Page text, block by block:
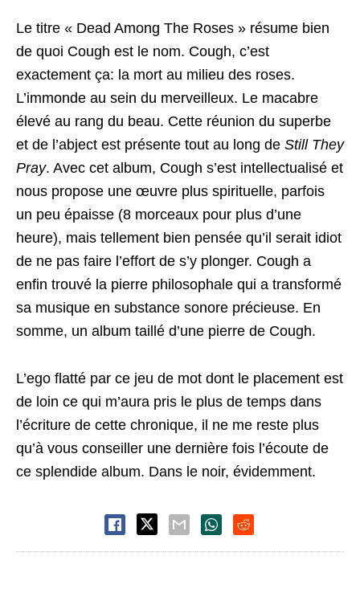
Le titre « Dead Among The Roses » résume bien
de quoi Cough est le nom. Cough, c’est
exactement ça: la mort au milieu des roses.
L’immonde au sein du merveilleux. Le macabre
élevé au rang du beau. Cette réunion du superbe
et de l’abject est présente tout au long de Still They
Pray. Avec cet album, Cough s’est intellectualisé et
nous propose une œuvre plus spirituelle, parfois
un peu épaisse (8 morceaux pour plus d’une
heure), mais tellement bien pensée qu’il serait idiot
de ne pas faire l’effort de s’y plonger. Cough a
enfin trouvé la pierre philosophale qui a transformé
sa musique en substance sonore précieuse. En
somme, un album taillé d’une pierre de Cough.
L’ego flatté par ce jeu de mot dont le placement est
de loin ce qui m’aura pris le plus de temps dans
l’écriture de cette chronique, il ne me reste plus
qu’à vous conseiller une dernière fois l’écoute de
ce splendide album. Dans le noir, évidemment.